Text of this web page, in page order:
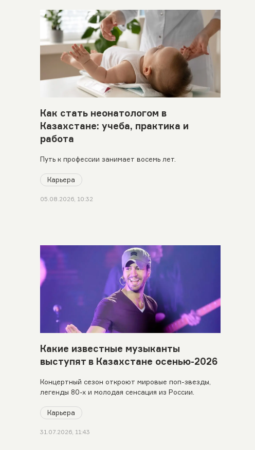
Как стать неонатологом в
Казахстане: учеба, практика и
работа
Путь к профессии занимает восемь лет.
Карьера
05.08.2026, 10:32
Какие известные музыканты
выступят в Казахстане осенью-2026
Концертный сезон откроют мировые поп-звезды,
легенды 80-х и молодая сенсация из России.
Карьера
31.07.2026, 11:43